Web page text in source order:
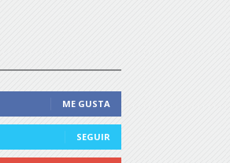
ME GUSTA
SEGUIR